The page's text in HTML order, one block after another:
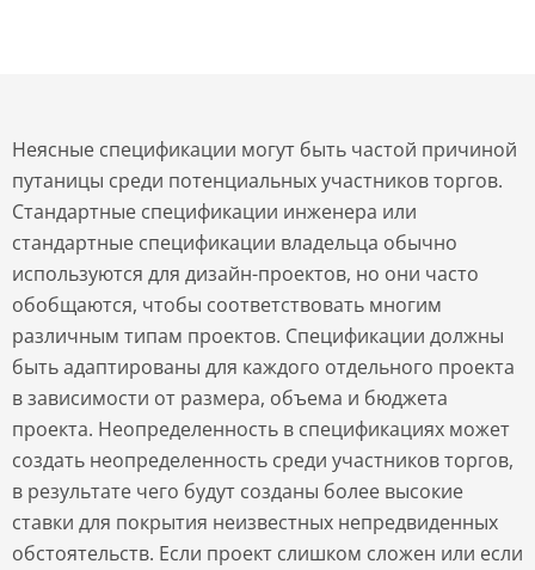
Неясные спецификации могут быть частой причиной
путаницы среди потенциальных участников торгов.
Стандартные спецификации инженера или
стандартные спецификации владельца обычно
используются для дизайн-проектов, но они часто
обобщаются, чтобы соответствовать многим
различным типам проектов. Спецификации должны
быть адаптированы для каждого отдельного проекта
в зависимости от размера, объема и бюджета
проекта. Неопределенность в спецификациях может
создать неопределенность среди участников торгов,
в результате чего будут созданы более высокие
ставки для покрытия неизвестных непредвиденных
обстоятельств. Если проект слишком сложен или если